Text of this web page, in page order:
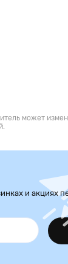
может
и акциях